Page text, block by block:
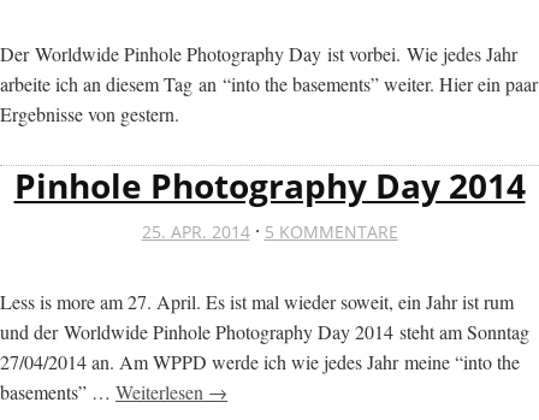
Der Worldwide Pinhole Photography Day ist vorbei. Wie jedes Jahr
arbeite ich an diesem Tag an “into the basements” weiter. Hier ein paar
Ergebnisse von gestern.
Pinhole Photography Day 2014
25. APR. 2014· 5 KOMMENTARE
Less is more am 27. April. Es ist mal wieder soweit, ein Jahr ist rum
und der Worldwide Pinhole Photography Day 2014 steht am Sonntag
27/04/2014 an. Am WPPD werde ich wie jedes Jahr meine “into the
basements” … Weiterlesen →